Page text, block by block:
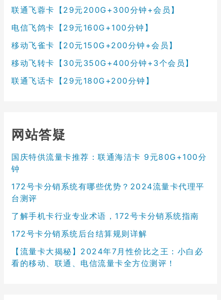
联通飞蓉卡【29元200G+300分钟+会员】
电信飞鸽卡【29元160G+100分钟】
移动飞雀卡【20元150G+200分钟+会员】
移动飞转卡【30元350G+400分钟+3个会员】
联通飞话卡【29元180G+200分钟】
网站答疑
国庆特供流量卡推荐：联通海洁卡 9元80G+100分
钟
172号卡分销系统有哪些优势？2024流量卡代理平
台测评
了解手机卡行业专业术语，172号卡分销系统指南
172号卡分销系统后台结算规则详解
【流量卡大揭秘】2024年7月性价比之王：小白必
看的移动、联通、电信流量卡全方位测评！